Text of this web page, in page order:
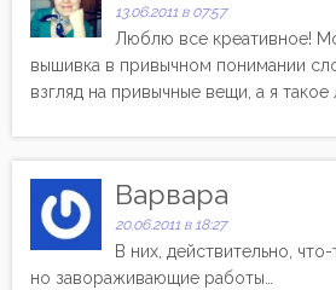
13.06.2011 в 07:57
Люблю все креативное!
вышивка в привычном понимании
взгляд на привычные вещи, а я
Варвара
20.06.2011 в 18:27
В них, действительно,
но завораживающие работы…